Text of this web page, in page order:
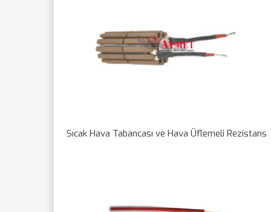
Sıcak Hava Tabancası ve Hava Üflemeli Rezistans